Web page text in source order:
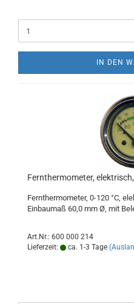
IN DEN
Fernthermometer,
Fernthermometer, 0-120 °C,
Einbaumaß 60,0 mm Ø, mit
Art.Nr.: 600 000 214
Lieferzeit:
ca. 1-3 Tage